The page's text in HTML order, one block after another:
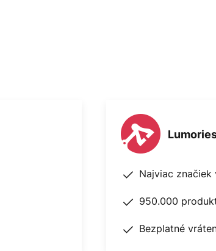
Najviac značiek
950.000
Bezplatné